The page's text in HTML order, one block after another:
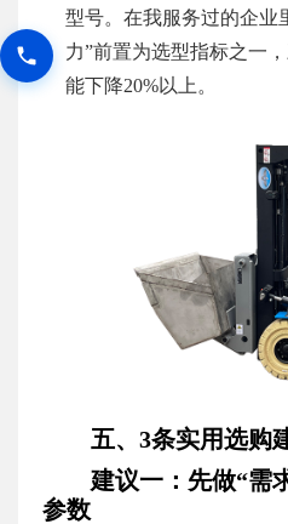
型号。在我服务过的企业
力”前置为选型指标之一
能下降20%以上。
五、3条实用选购
建议一：先做“需
参数